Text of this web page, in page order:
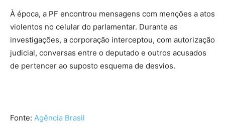
À época, a PF encontrou mensagens com menções a atos
violentos no celular do parlamentar. Durante as
investigações, a corporação interceptou, com autorização
judicial, conversas entre o deputado e outros acusados
de pertencer ao suposto esquema de desvios.
Fonte: Agência Brasil